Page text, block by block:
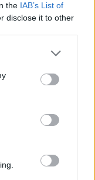
the IAB’s List of
disclose it to other
or more Google
You may click to
party tags to
in below Google